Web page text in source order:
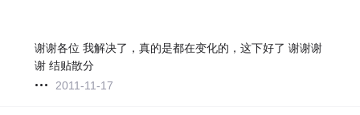
谢谢各位 我解决了，真的是都在变化的，这下好了 谢谢谢
谢 结贴散分
2011-11-17